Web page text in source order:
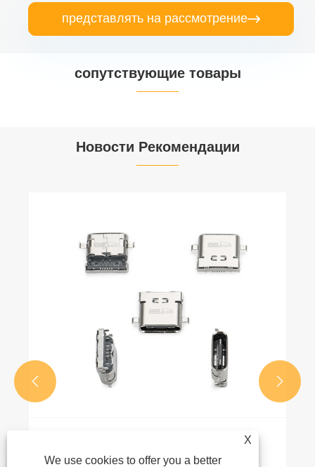
представлять на рассмотрение
сопутствующие товары
Новости Рекомендации
обнаружения
 
X
We use cookies to offer you a better